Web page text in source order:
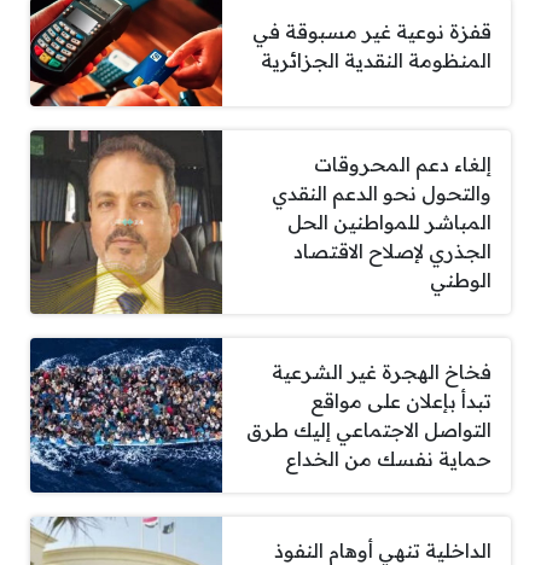
قفزة نوعية غير مسبوقة في
المنظومة النقدية الجزائرية
إلغاء دعم المحروقات
والتحول نحو الدعم النقدي
المباشر للمواطنين الحل
الجذري لإصلاح الاقتصاد
الوطني
فخاخ الهجرة غير الشرعية
تبدأ بإعلان على مواقع
التواصل الاجتماعي إليك طرق
حماية نفسك من الخداع
الداخلية تنهي أوهام النفوذ